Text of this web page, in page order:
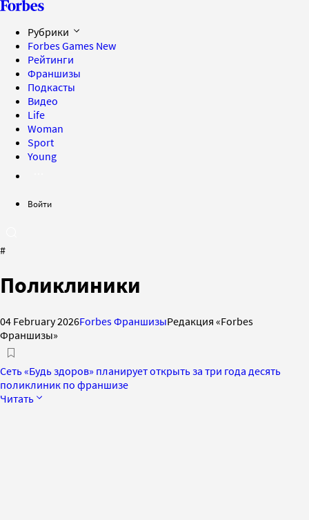
Рубрики
Forbes Games New
Рейтинги
Франшизы
Подкасты
Видео
Life
Woman
Sport
Young
Войти
#
Поликлиники
04 February 2026Forbes ФраншизыРедакция «Forbes
Франшизы»
Сеть «Будь здоров» планирует открыть за три года десять
поликлиник по франшизе
Читать